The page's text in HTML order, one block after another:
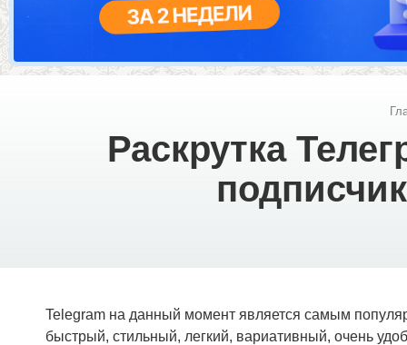
Раскрутка
Telegram на данный момент является самым
быстрый, стильный, легкий, вариативный, очень